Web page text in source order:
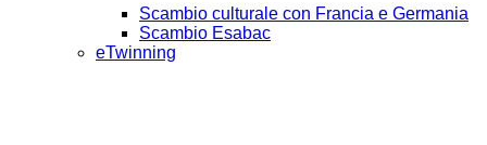
Scambio culturale con Francia e Germania
Scambio Esabac
eTwinning